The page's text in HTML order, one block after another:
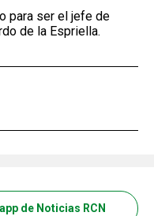
para ser el jefe de
de la Espriella.
de Noticias RCN